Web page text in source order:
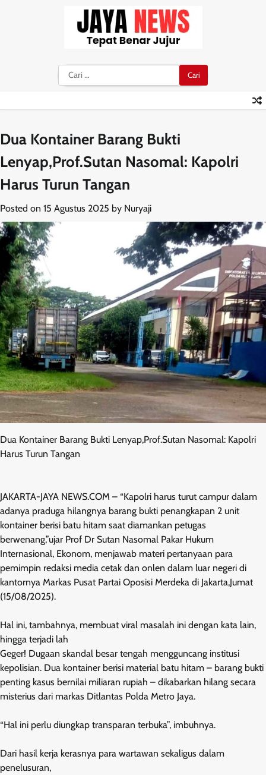
Cari
untuk:
Dua Kontainer Barang Bukti
Lenyap,Prof.Sutan Nasomal: Kapolri
Harus Turun Tangan
Posted on 15 Agustus 2025 by Nuryaji
Dua Kontainer Barang Bukti Lenyap,Prof.Sutan Nasomal: Kapolri
Harus Turun Tangan
JAKARTA-JAYA NEWS.COM – “Kapolri harus turut campur dalam
adanya praduga hilangnya barang bukti penangkapan 2 unit
kontainer berisi batu hitam saat diamankan petugas
berwenang,”ujar Prof Dr Sutan Nasomal Pakar Hukum
Internasional, Ekonom, menjawab materi pertanyaan para
pemimpin redaksi media cetak dan onlen dalam luar negeri di
kantornya Markas Pusat Partai Oposisi Merdeka di Jakarta,Jumat
(15/08/2025).
Hal ini, tambahnya, membuat viral masalah ini dengan kata lain,
hingga terjadi lah
Geger! Dugaan skandal besar tengah mengguncang institusi
kepolisian. Dua kontainer berisi material batu hitam – barang bukti
penting kasus bernilai miliaran rupiah – dikabarkan hilang secara
misterius dari markas Ditlantas Polda Metro Jaya.
“Hal ini perlu diungkap transparan terbuka”, imbuhnya.
Dari hasil kerja kerasnya para wartawan sekaligus dalam
penelusuran,